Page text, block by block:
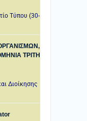
Τύπου (30-
TΡΙΤΗ
Διοίκησης